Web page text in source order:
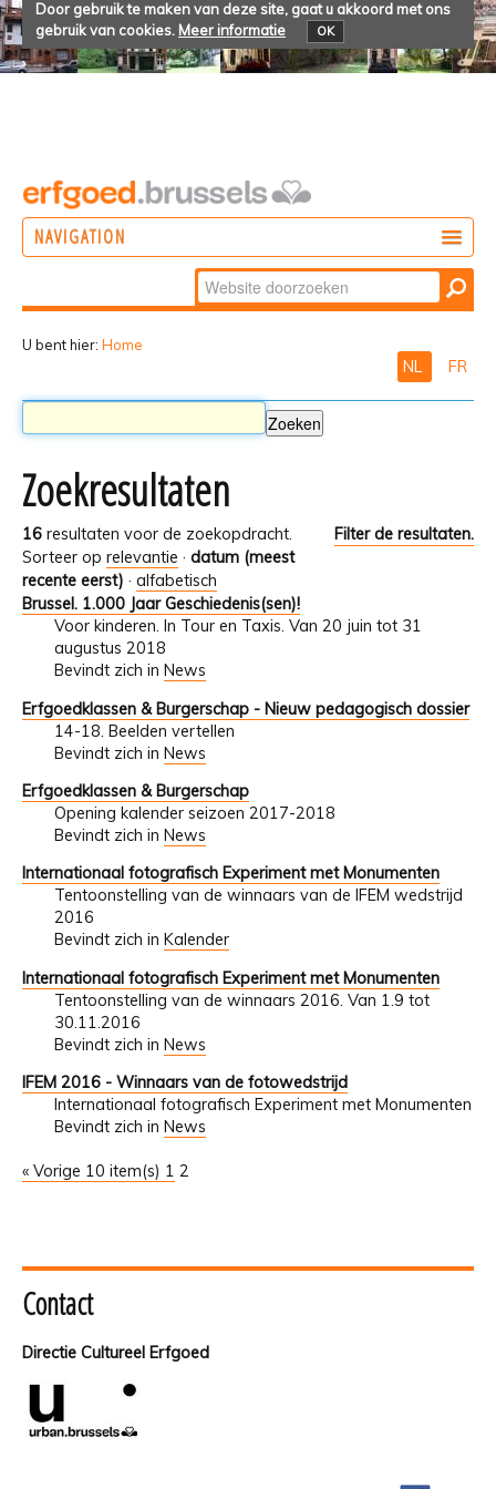
Door gebruik te maken van deze site, gaat u akkoord met ons
gebruik van cookies. Meer informatie OK
NAVIGATION
Zoek
Geavanceerd
U bent hier: Home
NL FR
Zoekresultaten
16 resultaten voor de zoekopdracht.
Filter de resultaten.
Sorteer op relevantie · datum (meest
recente eerst) · alfabetisch
Brussel. 1.000 Jaar Geschiedenis(sen)!
Voor kinderen. In Tour en Taxis. Van 20 juin tot 31
augustus 2018
Bevindt zich in News
Erfgoedklassen & Burgerschap - Nieuw pedagogisch dossier
14-18. Beelden vertellen
Bevindt zich in News
Erfgoedklassen & Burgerschap
Opening kalender seizoen 2017-2018
Bevindt zich in News
Internationaal fotografisch Experiment met Monumenten
Tentoonstelling van de winnaars van de IFEM wedstrijd
2016
Bevindt zich in Kalender
Internationaal fotografisch Experiment met Monumenten
Tentoonstelling van de winnaars 2016. Van 1.9 tot
30.11.2016
Bevindt zich in News
IFEM 2016 - Winnaars van de fotowedstrijd
Internationaal fotografisch Experiment met Monumenten
Bevindt zich in News
« Vorige 10 item(s) 1 2
Contact
Directie Cultureel Erfgoed